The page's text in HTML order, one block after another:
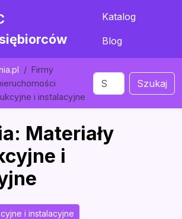
Katalog
Blog
Firmy
i instalacyjne
Szukaj
Materiały
i
i instalacyjne